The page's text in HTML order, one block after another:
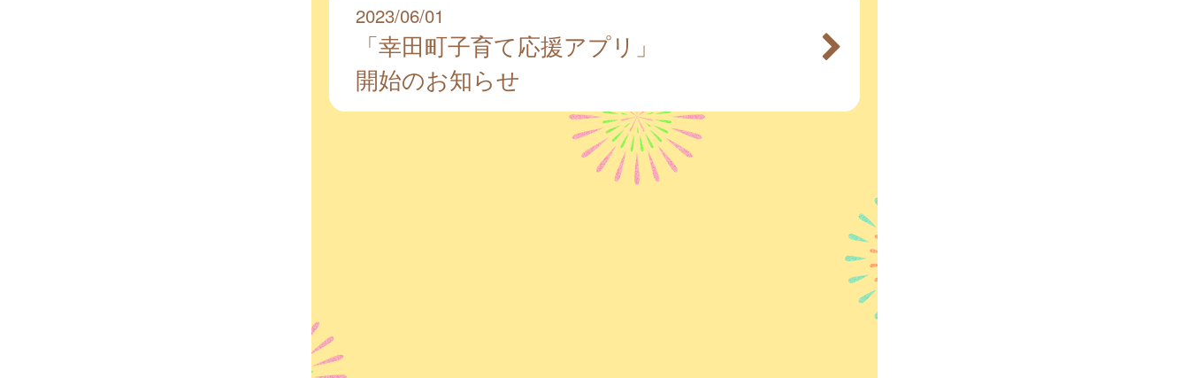
2023/06/01
「幸田町子育て応援アプリ」
開始のお知らせ